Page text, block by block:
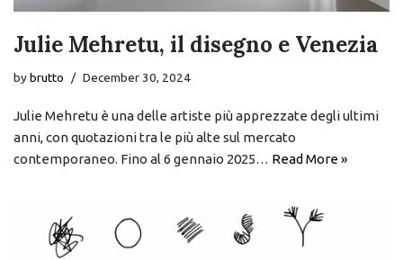
Julie Mehretu, il disegno e Venezia
bybrutto December 30, 2024
Julie Mehretu è una delle artiste più apprezzate degli ultimi
anni, con quotazioni tra le più alte sul mercato
contemporaneo. Fino al 6 gennaio 2025… Read More »